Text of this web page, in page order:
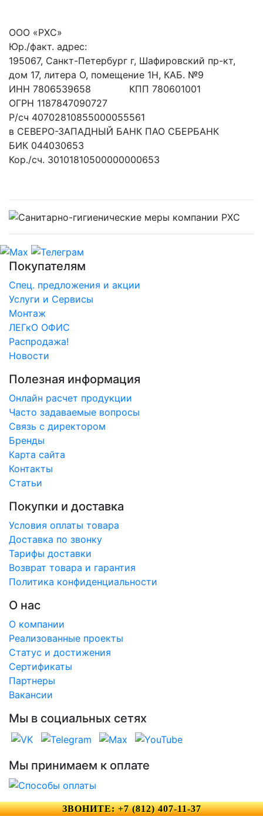
ООО «РХС»
Юр./факт. адрес:
195067, Санкт-Петербург г, Шафировский пр-кт,
дом 17, литера О, помещение 1Н, КАБ. №9
ИНН 7806539658 КПП 780601001
ОГРН 1187847090727
Р/сч 40702810855000055561
в СЕВЕРО-ЗАПАДНЫЙ БАНК ПАО СБЕРБАНК
БИК 044030653
Кор./сч. 30101810500000000653
Покупателям
Спец. предложения и акции
Услуги и Сервисы
Монтаж
ЛЕГкО ОФИС
Распродажа!
Новости
Полезная информация
Онлайн расчет продукции
Часто задаваемые вопросы
Связь с директором
Бренды
Карта сайта
Контакты
Статьи
Покупки и доставка
Условия оплаты товара
Доставка по звонку
Тарифы доставки
Возврат товара и гарантия
Политика конфиденциальности
О нас
О компании
Реализованные проекты
Статус и достижения
Сертификаты
Партнеры
Вакансии
Мы в социальных сетях
Мы принимаем к оплате
ЗВОНИТЕ: +7 (812) 407-11-37